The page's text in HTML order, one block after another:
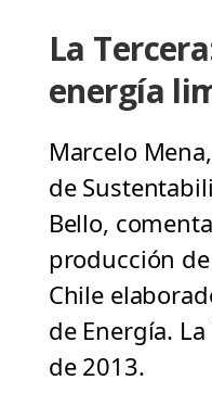
La
energía
Marcelo
de
Bello,
producción
Chile
de Energía.
de 2013.